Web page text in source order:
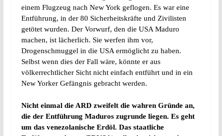
einem Flugzeug nach New York geflogen. Es war eine
Entführung, in der 80 Sicherheitskräfte und Zivilisten
getötet wurden. Der Vorwurf, den die USA Maduro
machen, ist lächerlich. Sie werfen ihm vor,
Drogenschmuggel in die USA ermöglicht zu haben.
Selbst wenn dies der Fall wäre, könnte er aus
völkerrechtlicher Sicht nicht einfach entführt und in ein
New Yorker Gefängnis gebracht werden.
Nicht einmal die ARD zweifelt die wahren Gründe an,
die der Entführung Maduros zugrunde liegen. Es geht
um das venezolanische Erdöl. Das staatliche